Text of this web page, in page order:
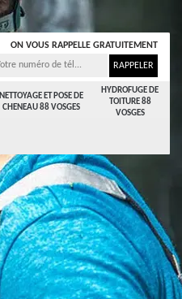
NETTOYAGE ET POSE DE
CHENEAU 88 VOSGES
HYDROFUGE DE
TOITURE 88
VOSGES
ON VOUS RAPPELLE GRATUITEMENT